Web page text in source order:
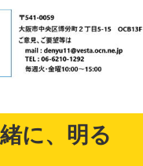
に、明る